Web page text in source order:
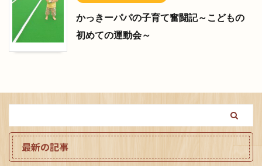
かっきーパパの子育て奮闘記～こどもの
初めての運動会～
最新の記事